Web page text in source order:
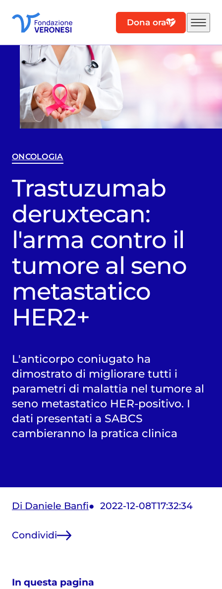
Dona ora
ONCOLOGIA
Trastuzumab
deruxtecan:
l'arma contro il
tumore al seno
metastatico
HER2+
L'anticorpo coniugato ha
dimostrato di migliorare tutti i
parametri di malattia nel tumore al
seno metastatico HER-positivo. I
dati presentati a SABCS
cambieranno la pratica clinica
Di Daniele Banfi 2022-12-08T17:32:34
Condividi
In questa pagina